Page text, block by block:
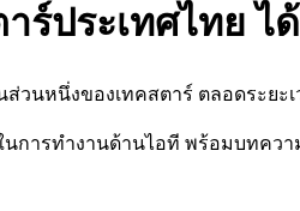
ร์ประเทศไทย
นหนึ่งของเทคสตาร์ ตลอดระยะเ
การทำงานด้านไอที พร้อมบทควา